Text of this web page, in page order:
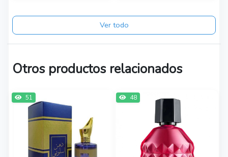
Ver todo
Otros productos relacionados
51 48